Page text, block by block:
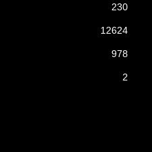
230
12624
978
2